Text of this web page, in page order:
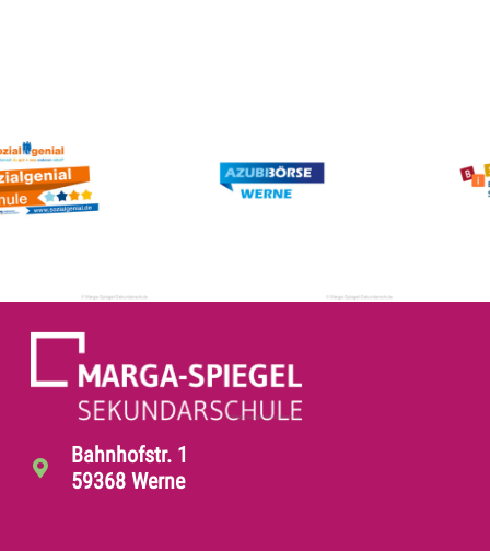
Bahnhofstr. 1
59368 Werne